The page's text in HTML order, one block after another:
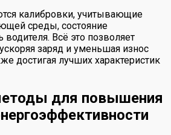
калибровки, учитывающие
среды, состояние
водителя. Всё это позволяет
заряд и уменьшая износ
достигая лучших характеристик
для повышения